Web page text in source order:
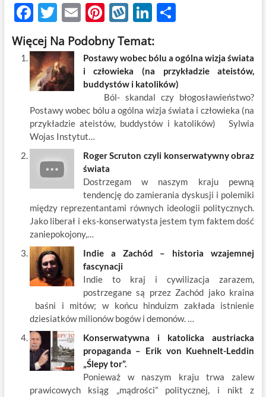
F
ac
e
b
o
o
k
T
w
itt
er
E
m
ail
Pi
nt
er
es
t
W
k
o
p
Li
k
e
dI
n
S
ar
e
Więcej Na Podobny Temat:
Postawy wobec bólu a ogólna wizja świata
i człowieka (na przykładzie ateistów,
buddystów i katolików)
Ból- skandal czy błogosławieństwo?
Postawy wobec bólu a ogólna wizja świata i człowieka (na
przykładzie ateistów, buddystów i katolików) Sylwia
Wojas Instytut…
Roger Scruton czyli konserwatywny obraz
świata
Dostrzegam w naszym kraju pewną
tendencję do zamierania dyskusji i polemiki
między reprezentantami równych ideologii politycznych.
Jako liberał i eks-konserwatysta jestem tym faktem dość
zaniepokojony,…
Indie a Zachód – historia wzajemnej
fascynacji
Indie to kraj i cywilizacja zarazem,
postrzegane są przez Zachód jako kraina
baśni i mitów; w końcu hinduizm zakłada istnienie
dziesiatków milionów bogów i demonów. …
Konserwatywna i katolicka austriacka
propaganda – Erik von Kuehnelt-Leddin
„Ślepy tor”.
Ponieważ w naszym kraju trwa zalew
prawicowych ksiąg „mądrości” politycznej, i nikt z